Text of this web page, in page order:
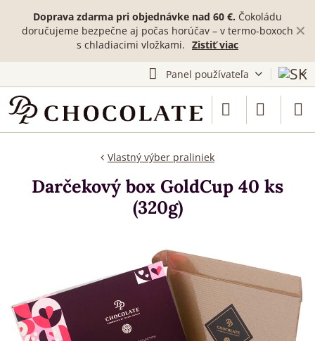
✕
Doprava zdarma pri objednávke nad 60 €. Čokoládu
doručujeme bezpečne aj počas horúčav – v termo-boxoch
s chladiacimi vložkami. Zistiť viac
Panel používateľa
Vlastný výber praliniek
Darčekový box GoldCup 40 ks
(320g)